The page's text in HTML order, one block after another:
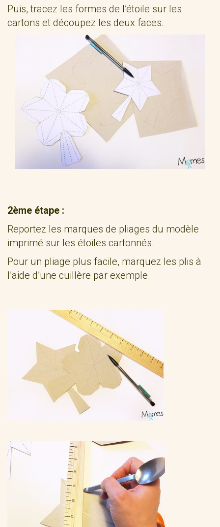
Puis, tracez les formes de l’étoile sur les
cartons et découpez les deux faces.
2ème étape :
Reportez les marques de pliages du modèle
imprimé sur les étoiles cartonnés.
Pour un pliage plus facile, marquez les plis à
l’aide d’une cuillère par exemple.